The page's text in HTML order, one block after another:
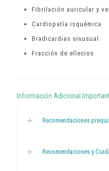
Fibrilación auricular y
Cardiopatía isquémica
Bradicardias sinusual
Fracción de ellecion
Información Adicional
Recomendaciones
Recomendaciones y